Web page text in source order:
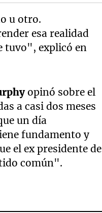
u otro.
esa realidad
tuvo", explicó en
opinó sobre el
a casi dos meses
un día
fundamento y
el ex presidente de
común".